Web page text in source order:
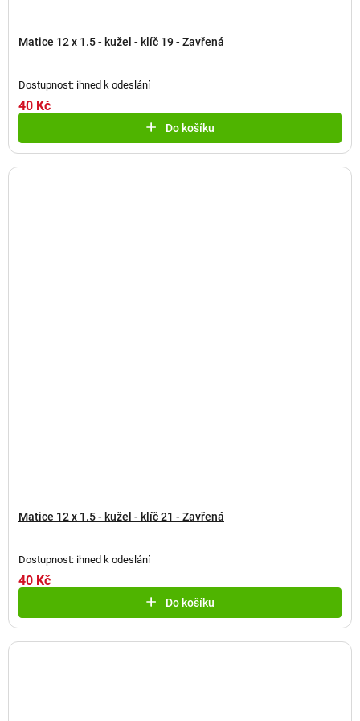
Matice 12 x 1.5 - kužel - klíč 19 - Zavřená
Dostupnost: ihned k odeslání
40 Kč
Do košíku
Matice 12 x 1.5 - kužel - klíč 21 - Zavřená
Dostupnost: ihned k odeslání
40 Kč
Do košíku